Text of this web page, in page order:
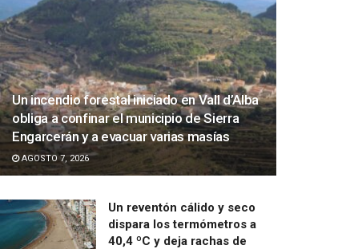
Un incendio forestal iniciado en Vall d’Alba
obliga a confinar el municipio de Sierra
Engarcerán y a evacuar varias masías
AGOSTO 7, 2026
Un reventón cálido y seco
dispara los termómetros a
40,4 ºC y deja rachas de